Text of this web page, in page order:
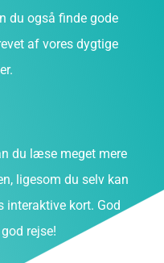
du også finde gode
af vores dygtige
du læse meget mere
ligesom du selv kan
interaktive kort. God
rejse!